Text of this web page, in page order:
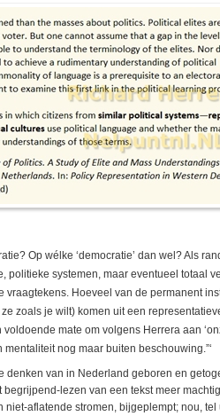
Op wélke ‘democratie’ dan wel? Als
politieke systemen, maar eventueel totaal
vraagtekens. Hoeveel van de permanent
zoals je wilt) komen uit een
mate om volgens Herrera aan
nog maar buiten beschouwing.”‘
denken van in Nederland geboren en
lezen van een tekst meer
aflatende stromen, bijgeplempt; nou, tel